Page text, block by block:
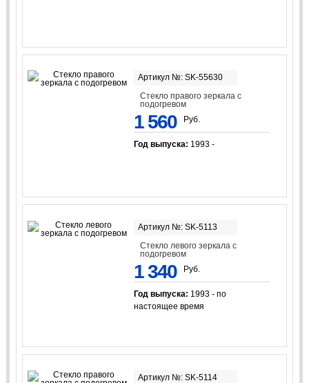
Артикул №: SK-55630
Стекло правого зеркала с
подогревом
1 560 Руб.
Год выпуска: 1993 -
Артикул №: SK-5113
Стекло левого зеркала с
подогревом
1 340 Руб.
Год выпуска: 1993 - по
настоящее время
Артикул №: SK-5114